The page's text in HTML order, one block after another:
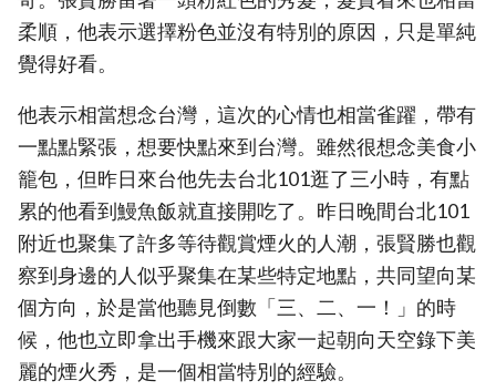
柔順，他表示選擇粉色並沒有特別的原因，只是單純
覺得好看。
他表示相當想念台灣，這次的心情也相當雀躍，帶有
一點點緊張，想要快點來到台灣。雖然很想念美食小
籠包，但昨日來台他先去台北101逛了三小時，有點
累的他看到鰻魚飯就直接開吃了。昨日晚間台北101
附近也聚集了許多等待觀賞煙火的人潮，張賢勝也觀
察到身邊的人似乎聚集在某些特定地點，共同望向某
個方向，於是當他聽見倒數「三、二、一！」的時
候，他也立即拿出手機來跟大家一起朝向天空錄下美
麗的煙火秀，是一個相當特別的經驗。